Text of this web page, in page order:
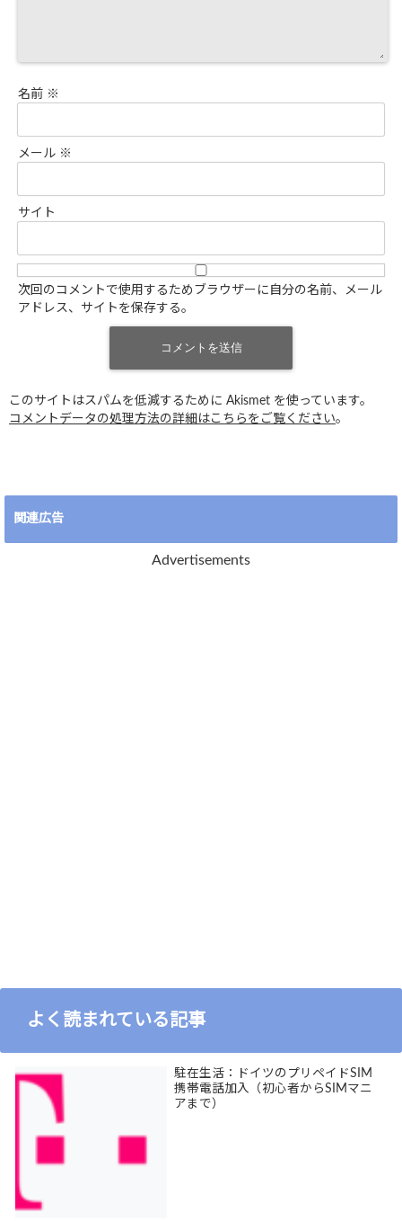
名前 ※
メール ※
サイト
次回のコメントで使用するためブラウザーに自分の名前、メール
アドレス、サイトを保存する。
このサイトはスパムを低減するために Akismet を使っています。
コメントデータの処理方法の詳細はこちらをご覧ください。
関連広告
Advertisements
よく読まれている記事
駐在生活：ドイツのプリペイドSIM
携帯電話加入（初心者からSIMマニ
アまで）